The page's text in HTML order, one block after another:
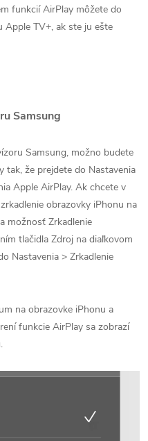
funkcií AirPlay môžete do
Apple TV+, ak ste ju ešte
Samsung
Samsung, možno budete
že prejdete do Nastavenia
Apple AirPlay. Ak chcete v
obrazovky iPhonu na
možnosť Zrkadlenie
tlačidla Zdroj na diaľkovom
Nastavenia > Zrkadlenie
na obrazovke iPhonu a
funkcie AirPlay sa zobrazí